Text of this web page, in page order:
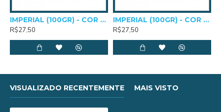
IMPERIAL (100GR) - COR 0010
R$27,50
IMPERIAL (100GR) - COR 0205
R$27,50
VISUALIZADO RECENTEMENTE MAIS VISTO